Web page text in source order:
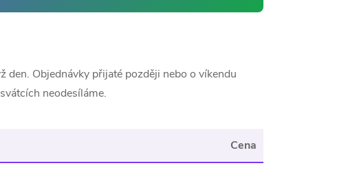
den. Objednávky přijaté později nebo o víkendu
neodesíláme.
Cena